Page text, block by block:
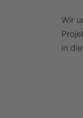
Wir
in